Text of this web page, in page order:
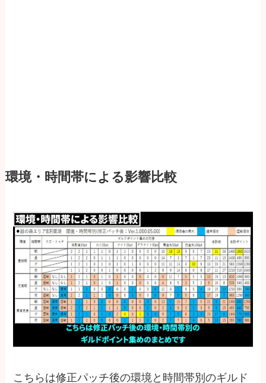
環境・時間帯による影響比較
こちらは修正パッチ後の環境と時間帯別のギルド